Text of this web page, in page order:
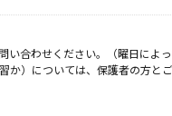
合わせください。（曜日によ
）については、保護者の方と